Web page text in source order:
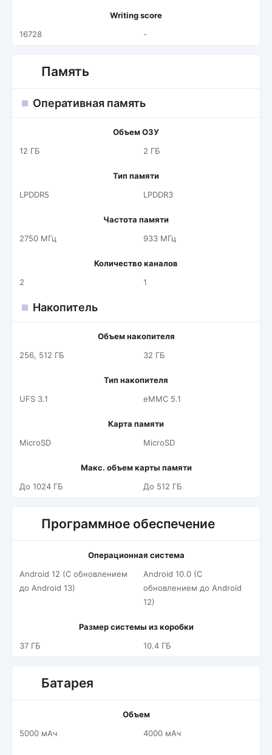
Writing score
16728
-
Память
Оперативная память
Объем ОЗУ
12 ГБ
2 ГБ
Тип памяти
LPDDR5
LPDDR3
Частота памяти
2750 МГц
933 МГц
Количество каналов
2
1
Накопитель
Объем накопителя
256, 512 ГБ
32 ГБ
Тип накопителя
UFS 3.1
eMMC 5.1
Карта памяти
MicroSD
MicroSD
Макс. объем карты памяти
До 1024 ГБ
До 512 ГБ
Программное обеспечение
Операционная система
Android 12 (С обновлением
до Android 13)
Android 10.0 (С
обновлением до Android
12)
Размер системы из коробки
37 ГБ
10.4 ГБ
Батарея
Объем
5000 мАч
4000 мАч